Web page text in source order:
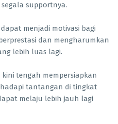
segala supportnya.
menjadi motivasi bagi
dan mengharumkan
lebih luas lagi.
kini tengah mempersiapkan
tantangan di tingkat
melaju lebih jauh lagi